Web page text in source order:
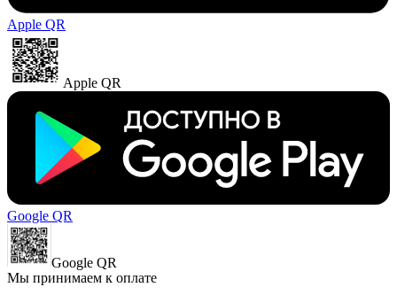
Apple QR
Apple QR
Google QR
Google QR
Мы принимаем к оплате